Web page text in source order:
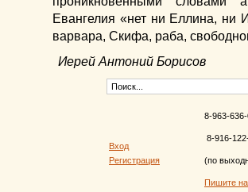
Евангелия «нет ни Еллина, ни
варвара, Скифа, раба,
Иерей Антоний Борисов
Вход
Регистрация
8-963-
8-916-
(по
Пишите